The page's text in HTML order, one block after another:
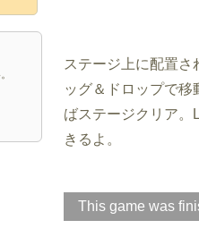
ステージ上に配置さ
ッグ＆ドロップで
ばステージクリア。
きるよ。
This game was